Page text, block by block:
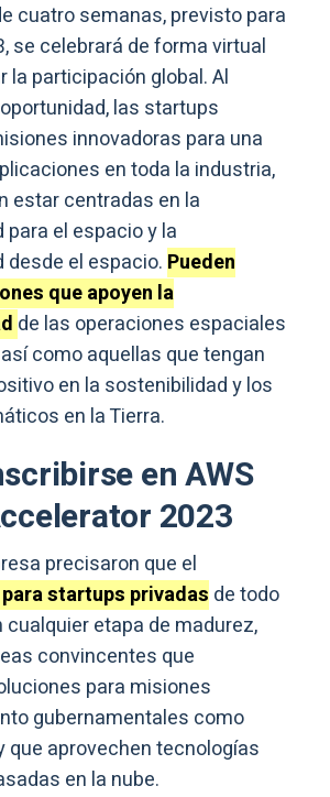
cuatro semanas, previsto para
se celebrará de forma virtual
la participación global. Al
las startups
innovadoras para una
en toda la industria,
estar centradas en la
el espacio y la
el espacio. Pueden
que apoyen la
de las operaciones espaciales
como aquellas que tengan
en la sostenibilidad y los
en la Tierra.
en AWS
2023
precisaron que el
startups privadas de todo
cualquier etapa de madurez,
convincentes que
para misiones
gubernamentales como
que aprovechen tecnologías
en la nube.